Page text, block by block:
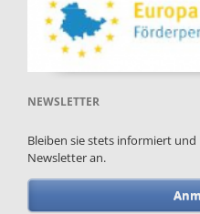
NEWSLETTER
Bleiben sie stets informiert
Newsletter an.